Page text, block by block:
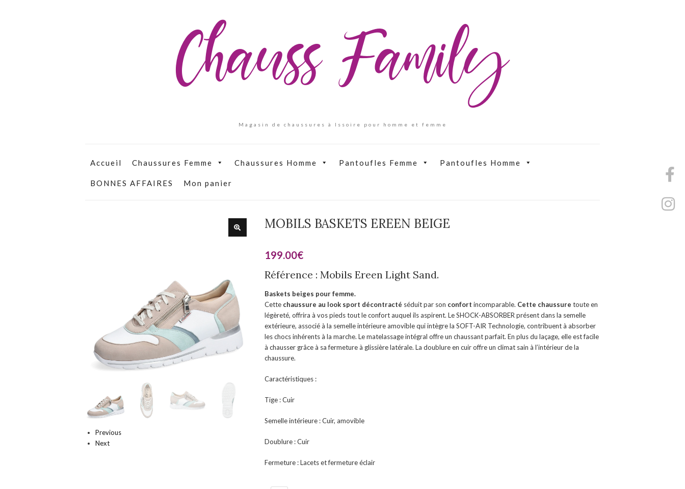
Chauss Family
Magasin de chaussures à Issoire pour homme et femme
Accueil Chaussures Femme Chaussures Homme Pantoufles Femme Pantoufles Homme
BONNES AFFAIRES Mon panier
Previous
Next
MOBILS BASKETS EREEN BEIGE
199.00€
Référence : Mobils Ereen Light Sand.
Baskets beiges pour femme.
Cette chaussure au look sport décontracté séduit par son confort incomparable. Cette chaussure toute en
légèreté, offrira à vos pieds tout le confort auquel ils aspirent. Le SHOCK-ABSORBER présent dans la semelle
extérieure, associé à la semelle intérieure amovible qui intègre la SOFT-AIR Technologie, contribuent à absorber
les chocs inhérents à la marche. Le matelassage intégral offre un chaussant parfait. En plus du laçage, elle est facile
à chausser grâce à sa fermeture à glissière latérale. La doublure en cuir offre un climat sain à l’intérieur de la
chaussure.
Caractéristiques :
Tige : Cuir
Semelle intérieure : Cuir, amovible
Doublure : Cuir
Fermeture : Lacets et fermeture éclair